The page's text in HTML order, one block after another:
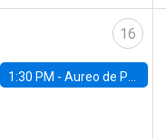
16
1:30 PM -Aureo de Paula, UCL